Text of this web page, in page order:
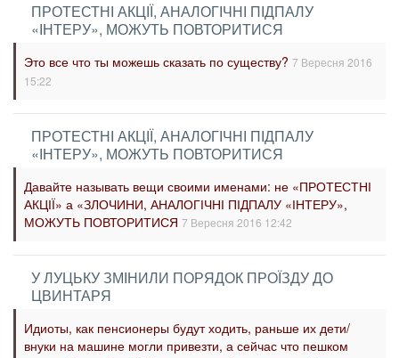
ПРОТЕСТНІ АКЦІЇ, АНАЛОГІЧНІ ПІДПАЛУ
«ІНТЕРУ», МОЖУТЬ ПОВТОРИТИСЯ
Это все что ты можешь сказать по существу? 7 Вересня 2016
15:22
ПРОТЕСТНІ АКЦІЇ, АНАЛОГІЧНІ ПІДПАЛУ
«ІНТЕРУ», МОЖУТЬ ПОВТОРИТИСЯ
Давайте называть вещи своими именами: не «ПРОТЕСТНІ
АКЦІЇ» а «ЗЛОЧИНИ, АНАЛОГІЧНІ ПІДПАЛУ «ІНТЕРУ»,
МОЖУТЬ ПОВТОРИТИСЯ 7 Вересня 2016 12:42
У ЛУЦЬКУ ЗМІНИЛИ ПОРЯДОК ПРОЇЗДУ ДО
ЦВИНТАРЯ
Идиоты, как пенсионеры будут ходить, раньше их дети/
внуки на машине могли привезти, а сейчас что пешком